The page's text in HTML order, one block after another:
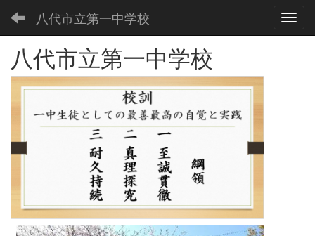
八代市立第一中学校
八代市立第一中学校